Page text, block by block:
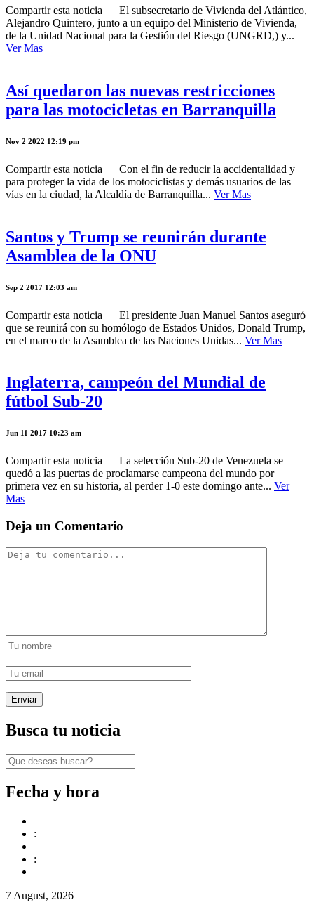
Compartir esta noticia El subsecretario de Vivienda del Atlántico,
Alejandro Quintero, junto a un equipo del Ministerio de Vivienda,
de la Unidad Nacional para la Gestión del Riesgo (UNGRD,) y...
Ver Mas
Así quedaron las nuevas restricciones
para las motocicletas en Barranquilla
Nov 2 2022 12:19 pm
Compartir esta noticia Con el fin de reducir la accidentalidad y
para proteger la vida de los motociclistas y demás usuarios de las
vías en la ciudad, la Alcaldía de Barranquilla... Ver Mas
Santos y Trump se reunirán durante
Asamblea de la ONU
Sep 2 2017 12:03 am
Compartir esta noticia El presidente Juan Manuel Santos aseguró
que se reunirá con su homólogo de Estados Unidos, Donald Trump,
en el marco de la Asamblea de las Naciones Unidas... Ver Mas
Inglaterra, campeón del Mundial de
fútbol Sub-20
Jun 11 2017 10:23 am
Compartir esta noticia La selección Sub-20 de Venezuela se
quedó a las puertas de proclamarse campeona del mundo por
primera vez en su historia, al perder 1-0 este domingo ante... Ver
Mas
Deja un Comentario
Busca tu noticia
Fecha y hora
:
:
7 August, 2026